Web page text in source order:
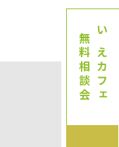
いえカフェ
無料相談会